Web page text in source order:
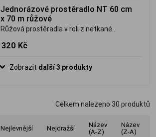
Jednorázové prostěradlo NT 60 cm
x 70 m růžové
Růžová prostěradla v roli z netkané
textilie.
320 Kč
Zobrazit další 3 produkty
Celkem nalezeno 30 produktů
Nejlevnější Nejdražší
Název
(A-Z)
Název
(Z-A)